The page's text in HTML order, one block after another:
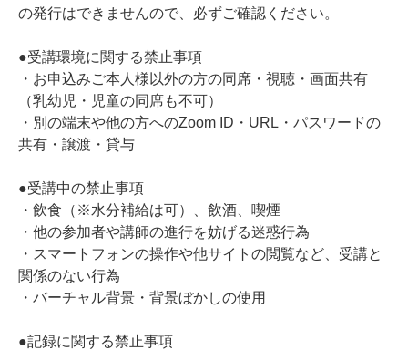
の発行はできませんので、必ずご確認ください。
●受講環境に関する禁止事項
・お申込みご本人様以外の方の同席・視聴・画面共有
（乳幼児・児童の同席も不可）
・別の端末や他の方へのZoom ID・URL・パスワードの
共有・譲渡・貸与
●受講中の禁止事項
・飲食（※水分補給は可）、飲酒、喫煙
・他の参加者や講師の進行を妨げる迷惑行為
・スマートフォンの操作や他サイトの閲覧など、受講と
関係のない行為
・バーチャル背景・背景ぼかしの使用
●記録に関する禁止事項